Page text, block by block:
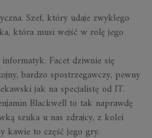
Szef, który udaje zwykłego
która musi wejść w rolę jego
Facet dziwnie się
bardzo spostrzegawczy, pewny
jak na specjalistę od IT.
Blackwell to tak naprawdę
szuka u nas zdrajcy, z kolei
kawie to część jego gry.